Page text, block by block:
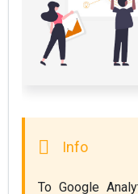
Το Google